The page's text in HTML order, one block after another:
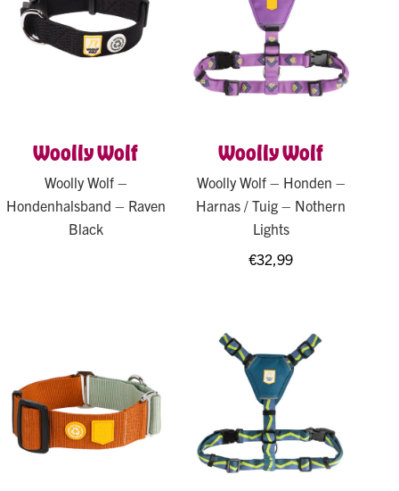
Woolly Wolf
Woolly Wolf –
Hondenhalsband – Raven
Black
Woolly Wolf
Woolly Wolf – Honden –
Harnas / Tuig – Nothern
Lights
€32,99